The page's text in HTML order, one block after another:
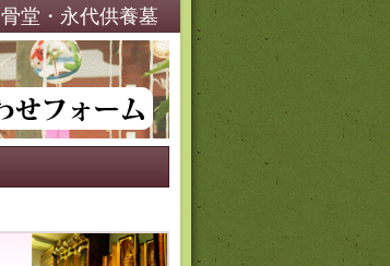
堂・永代供養墓